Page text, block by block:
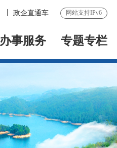
政企直通车 网站支持IPv6
办事服务 专题专栏